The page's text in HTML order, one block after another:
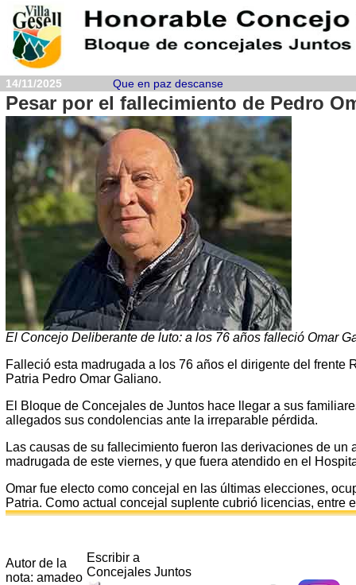
14/11/2025 Que en paz descanse
Pesar por el fallecimiento de Pedro
El Concejo Deliberante de luto: a los 76 años falleció Omar
Falleció esta madrugada a los 76 años el dirigente del frente
Patria Pedro Omar Galiano.
El Bloque de Concejales de Juntos hace llegar a sus
allegados sus condolencias ante la irreparable pérdida.
Las causas de su fallecimiento fueron las derivaciones de
madrugada de este viernes, y que fuera atendido en el
Omar fue electo como concejal en las últimas elecciones,
Patria. Como actual concejal suplente cubrió licencias, entre
Autor de la
nota: amadeo
Escribir a
Concejales Juntos